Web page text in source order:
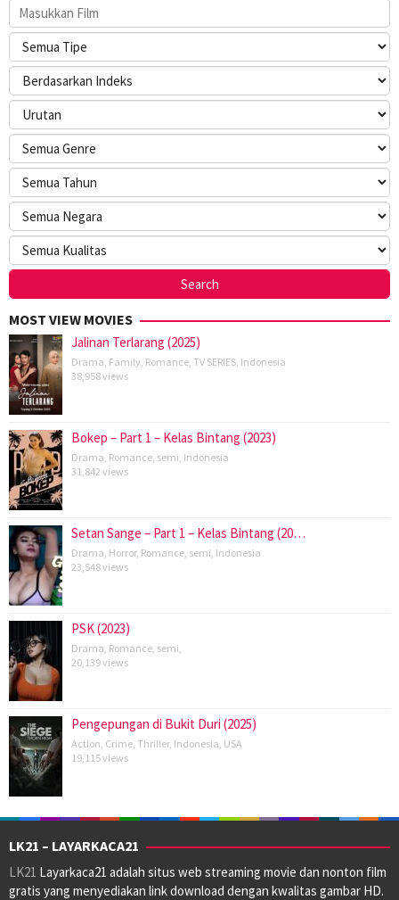
MOST VIEW MOVIES
Jalinan Terlarang (2025)
Drama Family Romance TV SERIES Indonesia
38,958 views
Bokep – Part 1 – Kelas Bintang (2023)
Drama Romance semi Indonesia
31,842 views
Setan Sange – Part 1 – Kelas Bintang (20…
Drama Horror, Romance semi Indonesia
23,548 views
PSK (2023)
Drama Romance semi
20,139 views
Pengepungan di Bukit Duri (2025)
Action Crime Thriller, Indonesia USA
19,115 views
LK21 – LAYARKACA21
LK21 Layarkaca21 adalah situs web streaming movie dan nonton film
gratis yang menyediakan link download dengan kwalitas gambar HD.